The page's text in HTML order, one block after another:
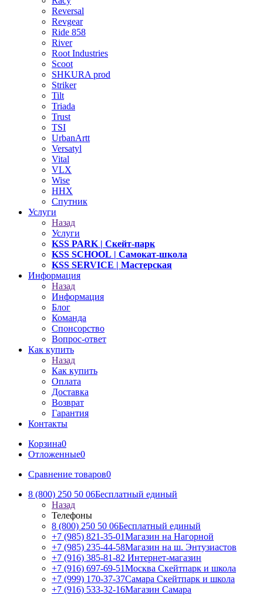
Reversal
Revgear
Ride 858
River
Root Industries
Scoot
SHKURA рrоd
Striker
Tilt
Triada
Trust
TSI
UrbanArtt
Versatyl
Vital
VLX
Wise
ННХ
Спутник
Услуги
Назад
Услуги
KSS PARK | Скейт-парк
KSS SCHOOL | Самокат-школа
KSS SERVICE | Мастерская
Информация
Назад
Информация
Блог
Команда
Спонсорство
Вопрос-ответ
Как купить
Назад
Как купить
Оплата
Доставка
Возврат
Гарантия
Контакты
Корзина0
Отложенные0
Сравнение товаров0
8 (800) 250 50 06Бесплатный единый
Назад
Телефоны
8 (800) 250 50 06Бесплатный единый
+7 (985) 821-35-01Магазин на Нагорной
+7 (985) 235-44-58Магазин на ш. Энтузиастов
+7 (916) 385-81-82 Интернет-магазин
+7 (916) 697-69-51Москва Скейтпарк и школа
+7 (999) 170-37-37Самара Скейтпарк и школа
+7 (916) 533-32-16Магазин Самара